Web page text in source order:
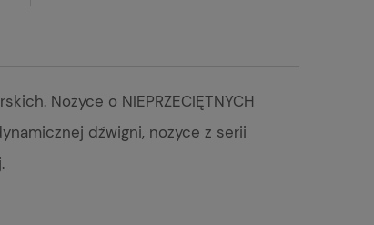
Nożyce o NIEPRZECIĘTNYCH
dźwigni, nożyce z serii